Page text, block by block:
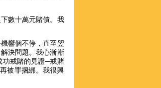
數十萬元賭債。我
響個不停，直至翌
決問題。我心漸漸
功戒賭的見證─戒賭
被罪捆綁。我很興